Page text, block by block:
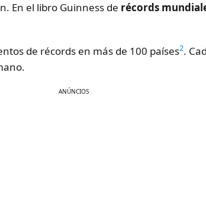
En el libro Guinness de récords
de récords en más de 100 países2.
ANÚNCIOS